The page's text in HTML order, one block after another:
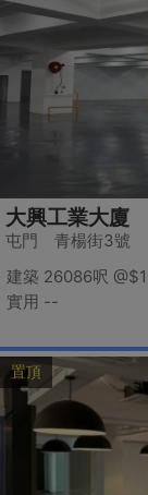
大興工業大廈
屯門 青楊街3號
建築 26086呎
實用 --
置頂